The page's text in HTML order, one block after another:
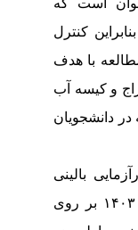
کنترل
با هدف
و کیسه آب
دانشجویان
بالینی
بر روی